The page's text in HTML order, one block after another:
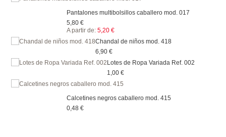
Pantalones multibolsillos caballero mod. 017
5,80 €
A partir de: 5,20 €
Chandal de niños mod. 418
6,90 €
Lotes de Ropa Variada Ref. 002
1,00 €
Calcetines negros caballero mod. 415
0,48 €